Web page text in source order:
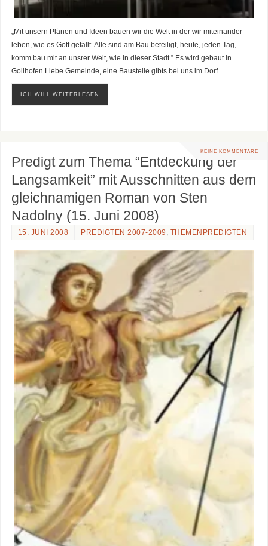
„Mit unsern Plänen und Ideen bauen wir die Welt in der wir miteinander
leben, wie es Gott gefällt. Alle sind am Bau beteiligt, heute, jeden Tag,
komm bau mit an unsrer Welt, wie in dieser Stadt.” Es wird gebaut in
Gollhofen Liebe Gemeinde, eine Baustelle gibts bei uns im Dorf…
ICH WILL WEITERLESEN
KEINE KOMMENTARE
Predigt zum Thema “Entdeckung der
Langsamkeit” mit Ausschnitten aus dem
gleichnamigen Roman von Sten
Nadolny (15. Juni 2008)
15. JUNI 2008 PREDIGTEN 2007-2009 THEMENPREDIGTEN